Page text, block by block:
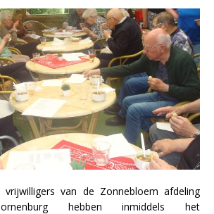
vrijwilligers van de Zonnebloem afdeling
hebben inmiddels het